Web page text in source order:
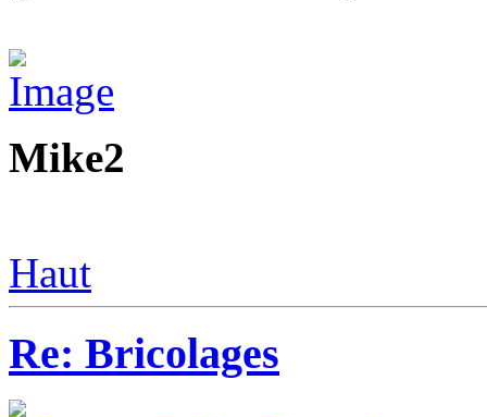
Mike2
Haut
Re: Bricolages